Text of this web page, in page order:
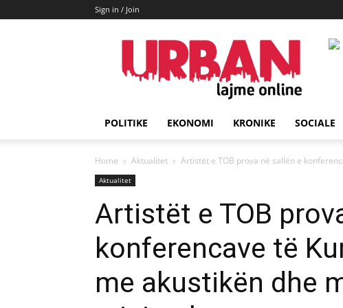
Sign in / Join
URBAN
Lajme
POLITIKE EKONOMI KRONIKE SOCIALE
Home Aktualitet Artistët e TOB prova në sallën e
Aktualitet
Artistët e TOB
konferencave të
me akustikën dhe